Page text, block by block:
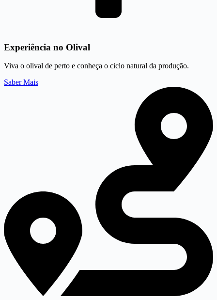
Experiência no Olival
Viva o olival de perto e conheça o ciclo natural da produção.
Saber Mais